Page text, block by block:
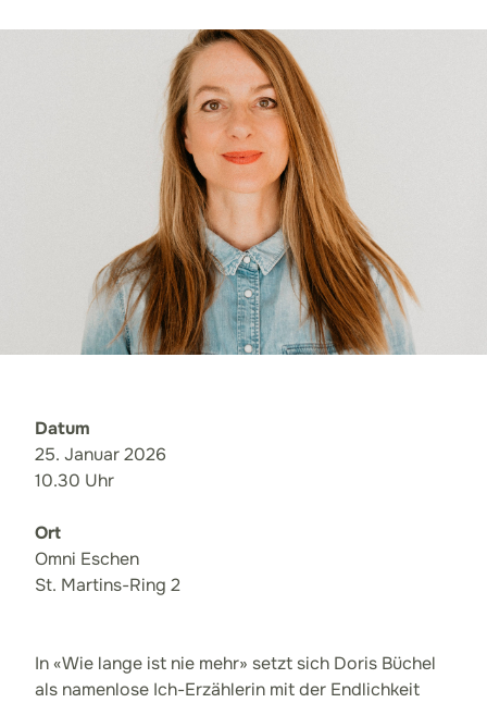
Datum
25. Januar 2026
10.30 Uhr
Ort
Omni Eschen
St. Martins-Ring 2
In «Wie lange ist nie mehr» setzt sich Doris Büchel
als namenlose Ich-Erzählerin mit der Endlichkeit